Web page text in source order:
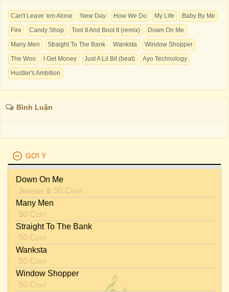
Can't Leave 'em Alone New Day How We Do My Life
Baby By Me
Fire
Candy Shop Tool It And Boot It (remix)
Down On Me
Many Men
Straight To The Bank Wanksta
Window Shopper
The Woo
I Get Money Just A Lil Bit (beat)
Ayo Technology
Hustler's Ambition
Bình Luận
GỢI Ý
Down On Me
Jeremih & 50 Cent
Many Men
50 Cent
Straight To The Bank
50 Cent
Wanksta
50 Cent
Window Shopper
50 Cent